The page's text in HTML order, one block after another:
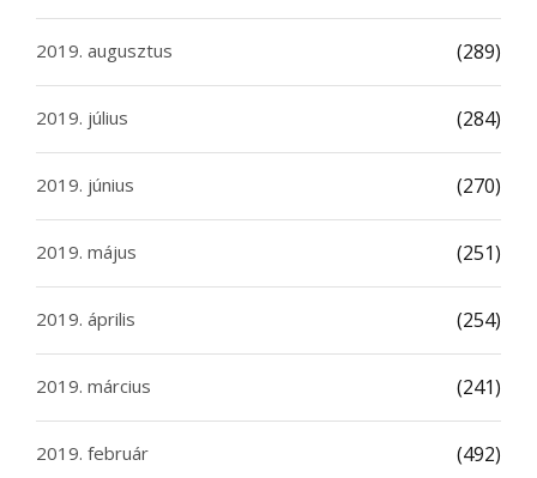
2019. augusztus (289)
2019. július (284)
2019. június (270)
2019. május (251)
2019. április (254)
2019. március (241)
2019. február (492)